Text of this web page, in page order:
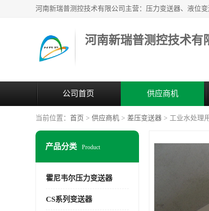
河南新瑞普测控技术有
公司首页 供应商机
当前位置： 首页 > 供应商机 > 差压变送器 > 工业水处理
产品分类 Product
霍尼韦尔压力变送器
CS系列变送器